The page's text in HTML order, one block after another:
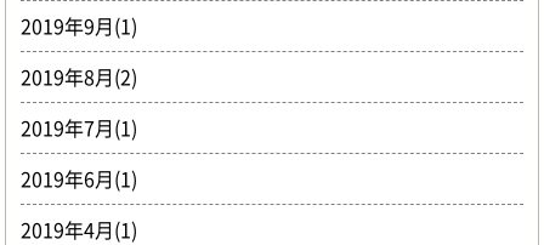
2019年9月(1)
2019年8月(2)
2019年7月(1)
2019年6月(1)
2019年4月(1)